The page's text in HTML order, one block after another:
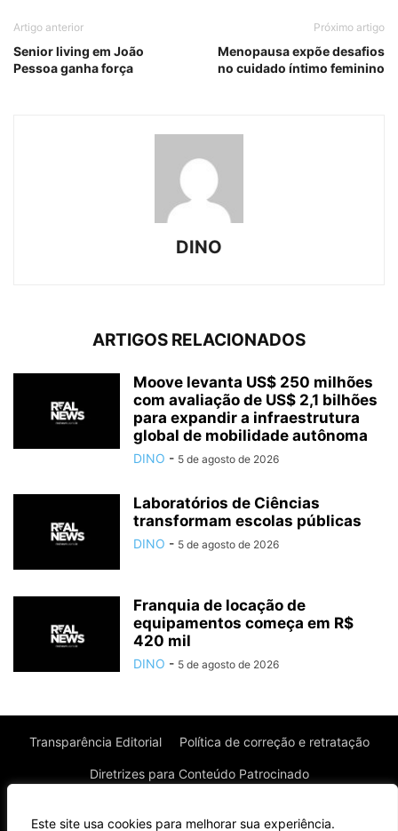
Este site usa cookies para melhorar sua experiência.
Artigo anterior
Senior living em João
Pessoa ganha força
Próximo artigo
Menopausa expõe desafios
no cuidado íntimo feminino
DINO
ARTIGOS RELACIONADOS
Moove levanta US$ 250 milhões
com avaliação de US$ 2,1 bilhões
para expandir a infraestrutura
global de mobilidade autônoma
DINO - 5 de agosto de 2026
Laboratórios de Ciências
transformam escolas públicas
DINO - 5 de agosto de 2026
Franquia de locação de
equipamentos começa em R$
420 mil
DINO - 5 de agosto de 2026
Transparência Editorial Política de correção e retratação
Diretrizes para Conteúdo Patrocinado